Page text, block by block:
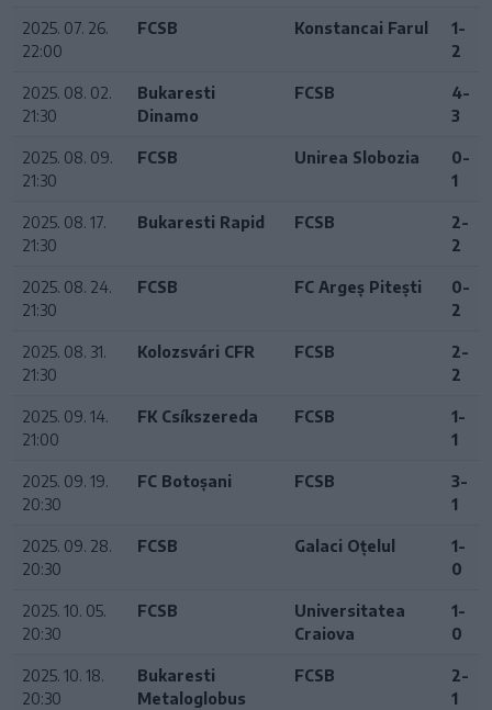
2025. 07. 26.
22:00
FCSB Konstancai Farul
1-
2
2025. 08. 02.
21:30
Bukaresti
Dinamo
FCSB
4-
3
2025. 08. 09.
21:30
FCSB Unirea Slobozia
0-
1
2025. 08. 17.
21:30
Bukaresti Rapid FCSB
2-
2
2025. 08. 24.
21:30
FCSB FC Argeș Pitești
0-
2
2025. 08. 31.
21:30
Kolozsvári CFR FCSB
2-
2
2025. 09. 14.
21:00
FK Csíkszereda FCSB
1-
1
2025. 09. 19.
20:30
FC Botoșani FCSB
3-
1
2025. 09. 28.
20:30
FCSB Galaci Oțelul
1-
0
2025. 10. 05.
20:30
FCSB
Universitatea
Craiova
1-
0
2025. 10. 18.
20:30
Bukaresti
Metaloglobus
FCSB
2-
1